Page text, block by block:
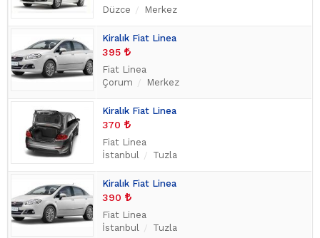
Düzce
Merkez
Kiralık Fiat Linea
395
Fiat Linea
Çorum
Merkez
Kiralık Fiat Linea
370
Fiat Linea
İstanbul
Tuzla
Kiralık Fiat Linea
390
Fiat Linea
İstanbul
Tuzla